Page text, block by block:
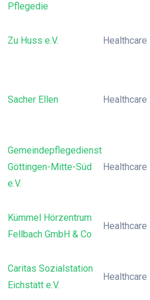
Pflegedie
Zu Huss e.V. Healthcare
Sacher Ellen Healthcare
Gemeindepflegedienst
Göttingen-Mitte-Süd
e.V.
Healthcare
Kümmel Hörzentrum
Fellbach GmbH & Co
Healthcare
Caritas Sozialstation
Eichstätt e.V.
Healthcare